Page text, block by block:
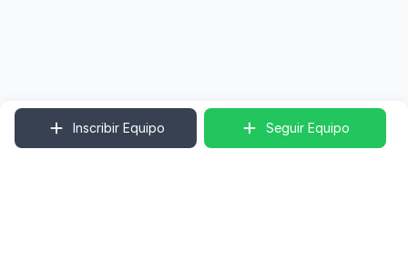
Inscribir Equipo Seguir Equipo